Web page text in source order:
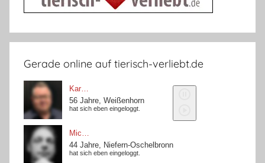
Gerade online auf tierisch-verliebt.de